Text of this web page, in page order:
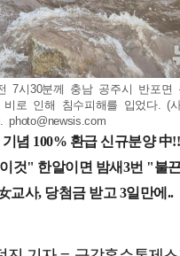
7시30분께 충남 공주시 반포면
로 인해 침수피해를 입었다. (
photo@newsis.com